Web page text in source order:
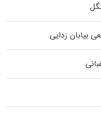
بیابان زدایی